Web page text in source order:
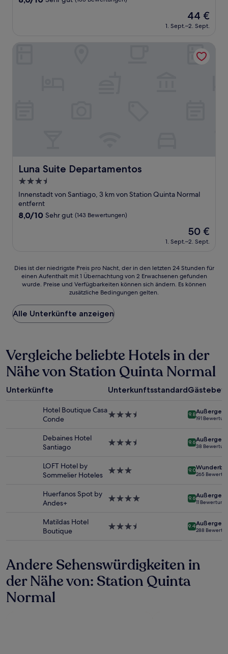
(183
Der
Preis
beträgt
44 €
1. Sept.–2. Sept.
Luna Suite Departamentos
Luna Suite Departamentos
3.5-
Sterne-
Unterkunft
Innenstadt von Santiago, 3 km von Station Quinta Normal
entfernt
8.0
Bewertungen)
8,0/10 Sehr gut (143 Bewertungen)
Der
Preis
beträgt
50 €
1. Sept.–2. Sept.
Dies
der
Preis
pro
Nacht,
den
letzten
24 Stunden
für
einen
1 Übernachtung
gefunden
Verfügbarkeiten
zusätzliche
Dies ist der niedrigste Preis pro Nacht, der in den letzten 24 Stunden für
einen Aufenthalt mit 1 Übernachtung von 2 Erwachsenen gefunden
wurde. Preise und Verfügbarkeiten können sich ändern. Es können
zusätzliche Bedingungen gelten.
Alle Unterkünfte anzeigen
Vergleiche beliebte Hotels in der
Nähe von Station Quinta Normal
Unterkünfte Unterkunftsstandard
Hotel Boutique Casa
Conde
3.5-
9.8
191
Debaines Hotel
Santiago
3.5-
9.6
38
LOFT Hotel by
Sommelier Hoteles
3.0-
9.0
265
Huerfanos Spot by
Andes+
4.0-
9.6
11
Matildas Hotel
Boutique
3.5-
9.4
288
Andere Sehenswürdigkeiten in
der Nähe von: Station Quinta
Normal